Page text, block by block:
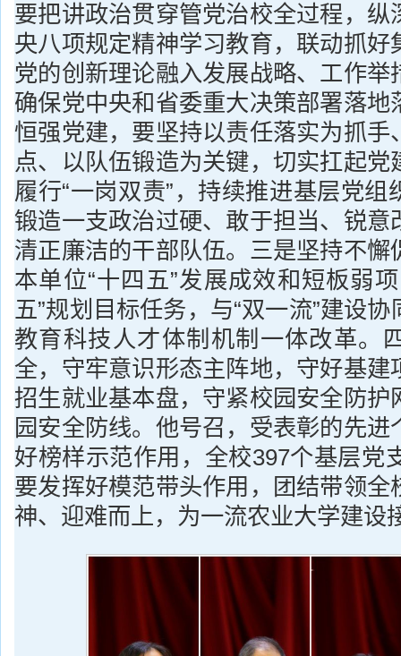
要把讲政治贯穿管党治校全过程，纵
央八项规定精神学习教育，联动抓好
党的创新理论融入发展战略、工作举
确保党中央和省委重大决策部署落地
恒强党建，要坚持以责任落实为抓手
点、以队伍锻造为关键，切实扛起党
履行“一岗双责”，持续推进基层党组
锻造一支政治过硬、敢于担当、锐意
清正廉洁的干部队伍。三是坚持不懈
本单位“十四五”发展成效和短板弱
五”规划目标任务，与“双一流”建设
教育科技人才体制机制一体改革。
全，守牢意识形态主阵地，守好基建
招生就业基本盘，守紧校园安全防护
园安全防线。他号召，受表彰的先进
好榜样示范作用，全校397个基层党
要发挥好模范带头作用，团结带领全
神、迎难而上，为一流农业大学建设